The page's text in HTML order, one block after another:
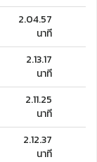
2.04.57
นาที
2.13.17
นาที
2.11.25
นาที
2.12.37
นาที